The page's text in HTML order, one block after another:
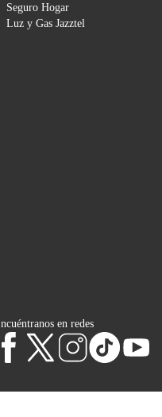
Seguro Hogar
Luz y Gas Jazztel
en redes